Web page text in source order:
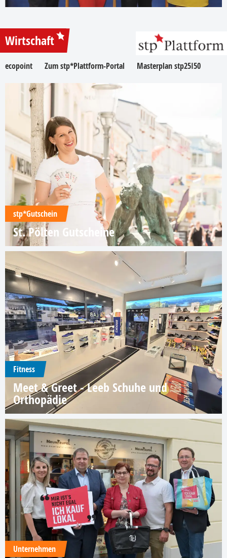
Wirtschaft
ecopoint Zum stp*Plattform-Portal Masterplan stp25I50
stp*Gutschein
St. Pölten Gutscheine
Fitness
Meet & Greet - Leeb Schuhe und
Orthopädie
Unternehmen